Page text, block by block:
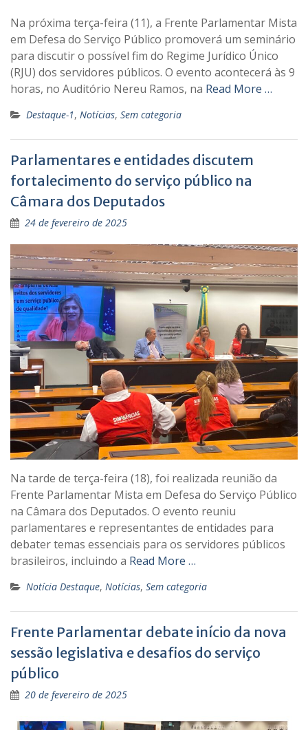
Na próxima terça-feira (11), a Frente Parlamentar Mista
em Defesa do Serviço Público promoverá um seminário
para discutir o possível fim do Regime Jurídico Único
(RJU) dos servidores públicos. O evento acontecerá às 9
horas, no Auditório Nereu Ramos, na Read More …
Destaque-1, Notícias, Sem categoria
Parlamentares e entidades discutem
fortalecimento do serviço público na
Câmara dos Deputados
24 de fevereiro de 2025
Na tarde de terça-feira (18), foi realizada reunião da
Frente Parlamentar Mista em Defesa do Serviço Público
na Câmara dos Deputados. O evento reuniu
parlamentares e representantes de entidades para
debater temas essenciais para os servidores públicos
brasileiros, incluindo a Read More …
Notícia Destaque, Notícias, Sem categoria
Frente Parlamentar debate início da nova
sessão legislativa e desafios do serviço
público
20 de fevereiro de 2025